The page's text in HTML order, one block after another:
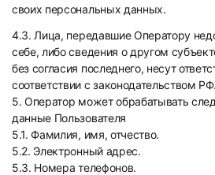
своих персональных данных.
4.3. Лица, передавшие Оператору
себе, либо сведения о другом
без согласия последнего, несут
соответствии с законодательством РФ.
5. Оператор может обрабатывать
данные Пользователя
5.1. Фамилия, имя, отчество.
5.2. Электронный адрес.
5.3. Номера телефонов.